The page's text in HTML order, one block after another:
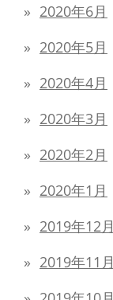
2020年6月
2020年5月
2020年4月
2020年3月
2020年2月
2020年1月
2019年12月
2019年11月